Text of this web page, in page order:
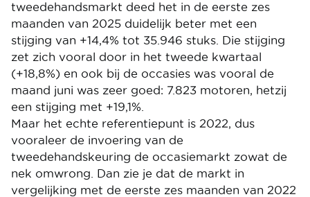
tweedehandsmarkt deed het in de eerste zes
maanden van 2025 duidelijk beter met een
stijging van +14,4% tot 35.946 stuks. Die stijging
zet zich vooral door in het tweede kwartaal
(+18,8%) en ook bij de occasies was vooral de
maand juni was zeer goed: 7.823 motoren, hetzij
een stijging met +19,1%.
Maar het echte referentiepunt is 2022, dus
vooraleer de invoering van de
tweedehandskeuring de occasiemarkt zowat de
nek omwrong. Dan zie je dat de markt in
vergelijking met de eerste zes maanden van 2022